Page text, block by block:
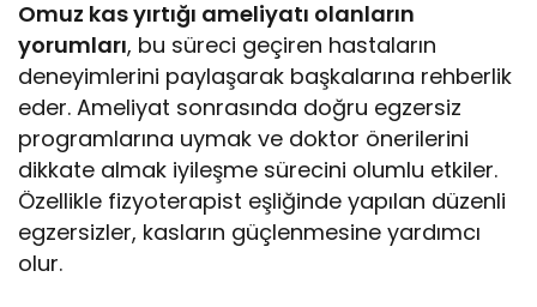
Omuz kas yırtığı ameliyatı olanların
yorumları, bu süreci geçiren hastaların
deneyimlerini paylaşarak başkalarına rehberlik
eder. Ameliyat sonrasında doğru egzersiz
programlarına uymak ve doktor önerilerini
dikkate almak iyileşme sürecini olumlu etkiler.
Özellikle fizyoterapist eşliğinde yapılan düzenli
egzersizler, kasların güçlenmesine yardımcı
olur.